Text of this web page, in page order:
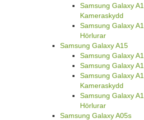
Samsung Galaxy
Kameraskydd
Samsung Galaxy
Hörlurar
Samsung Galaxy A15
Samsung Galaxy
Samsung Galaxy
Samsung Galaxy
Kameraskydd
Samsung Galaxy
Hörlurar
Samsung Galaxy A05s